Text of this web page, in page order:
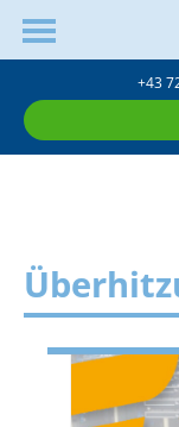
+43